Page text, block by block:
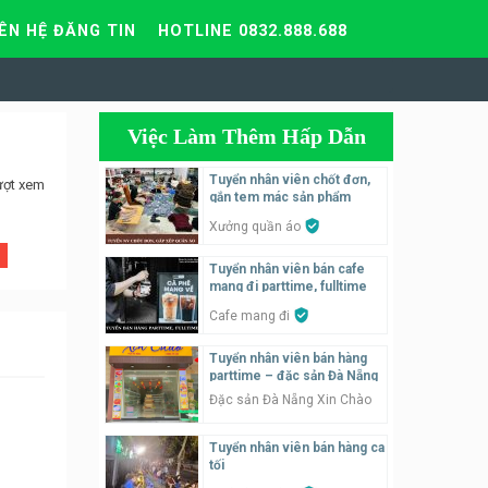
HỆ ĐĂNG TIN HOTLINE 0832.888.688
xem
Việc Làm Thêm Hấp Dẫn
Tuyển nhân viên chốt đơn,
gắn tem mác sản phẩm
Xưởng quần áo
Tuyển nhân viên bán cafe
mang đi parttime, fulltime
Cafe mang đi
Tuyển nhân viên bán hàng
parttime – đặc sản Đà Nẵng
Đặc sản Đà Nẵng Xin Chào
Tuyển nhân viên bán hàng ca
tối